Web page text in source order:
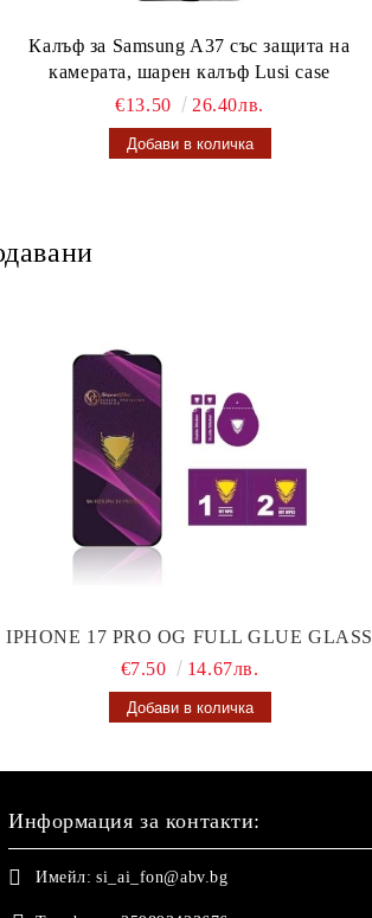
Калъф за Samsung A37 със защита на
камерата, шарен калъф Lusi case
€13.50
26.40лв.
IPHONE 17 PRO OG FULL GLUE GLASS
€7.50
14.67лв.
Информация за контакти:
Имейл: si_ai_fon@abv.bg